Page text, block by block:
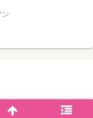
ン